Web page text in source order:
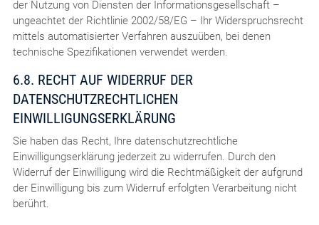
der Nutzung von Diensten der Informationsgesellschaft –
ungeachtet der Richtlinie 2002/58/EG – Ihr Widerspruchsrecht
mittels automatisierter Verfahren auszuüben, bei denen
technische Spezifikationen verwendet werden.
6.8. RECHT AUF WIDERRUF DER
DATENSCHUTZRECHTLICHEN
EINWILLIGUNGSERKLÄRUNG
Sie haben das Recht, Ihre datenschutzrechtliche
Einwilligungserklärung jederzeit zu widerrufen. Durch den
Widerruf der Einwilligung wird die Rechtmäßigkeit der aufgrund
der Einwilligung bis zum Widerruf erfolgten Verarbeitung nicht
berührt.